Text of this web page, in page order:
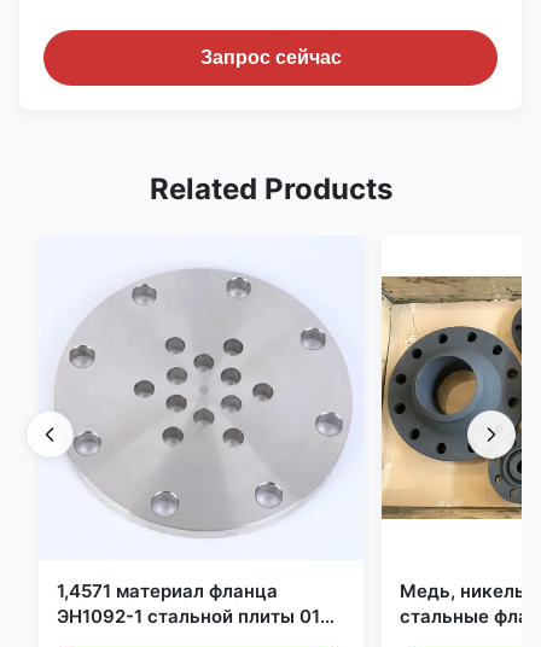
Запрос сейчас
Related Products
1,4571 материал фланца
ЭН1092-1 стальной плиты 01
Медь, никель,
стальные